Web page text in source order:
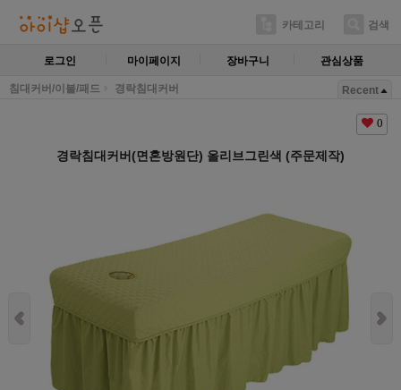
카테고리 검색
로그인 마이페이지 장바구니 관심상품
침대커버/이불/패드 경락침대커버 Recent
0
경락침대커버(면혼방원단) 올리브그린색 (주문제작)